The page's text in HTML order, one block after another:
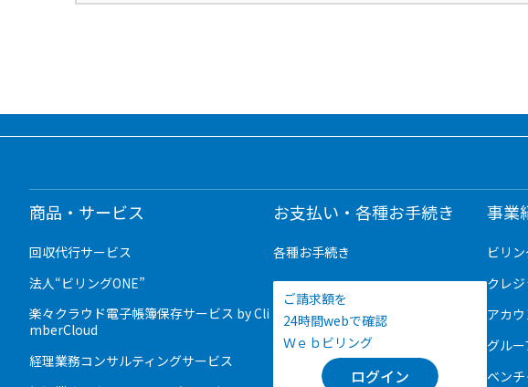
商品・サービス
回収代行サービス
法人“ビリングONE”
楽々クラウド電子帳簿保存サービス by Cli
mberCloud
経理業務コンサルティングサービス
お支払い・各種お手続き
各種お手続き
ご請求額を
24時間webで確認
Ｗｅｂビリング
ログイン
事業
ビリ
クレ
アカ
グル
ベン